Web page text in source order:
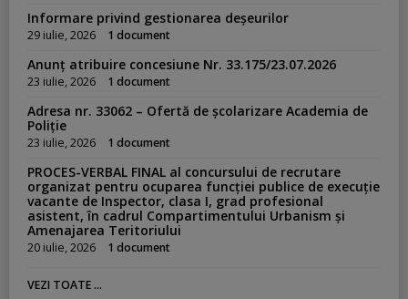
Informare privind gestionarea deșeurilor
29 iulie, 2026 1 document
Anunț atribuire concesiune Nr. 33.175/23.07.2026
23 iulie, 2026 1 document
Adresa nr. 33062 – Ofertă de școlarizare Academia de
Poliție
23 iulie, 2026 1 document
PROCES-VERBAL FINAL al concursului de recrutare
organizat pentru ocuparea funcției publice de execuție
vacante de Inspector, clasa I, grad profesional
asistent, în cadrul Compartimentului Urbanism și
Amenajarea Teritoriului
20 iulie, 2026 1 document
VEZI TOATE ...